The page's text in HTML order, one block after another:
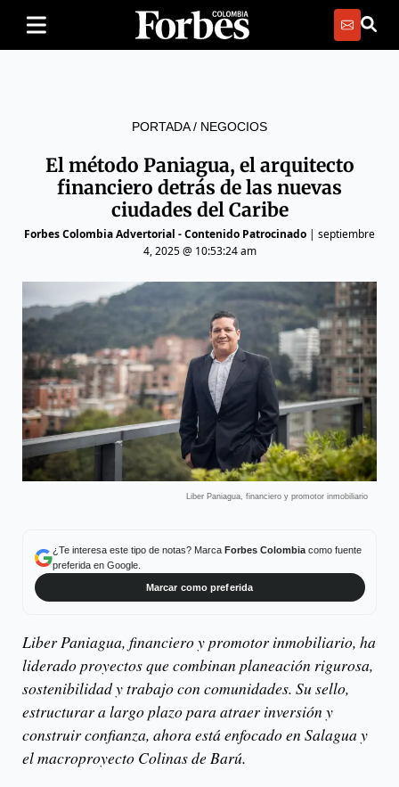
PORTADA/ NEGOCIOS
El método Paniagua, el arquitecto
financiero detrás de las nuevas
ciudades del Caribe
Forbes Colombia Advertorial - Contenido Patrocinado | septiembre
4, 2025 @ 10:53:24 am
Liber Paniagua, financiero y promotor inmobiliario
¿Te interesa este tipo de notas? Marca Forbes Colombiacomo fuente
preferida en Google.
Marcar como preferida
Liber Paniagua, financiero y promotor inmobiliario, ha
liderado proyectos que combinan planeación rigurosa,
sostenibilidad y trabajo con comunidades. Su sello,
estructurar a largo plazo para atraer inversión y
construir confianza, ahora está enfocado en Salagua y
el macroproyecto Colinas de Barú.